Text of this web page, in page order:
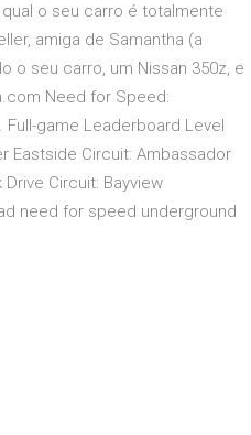
o seu carro é totalmente
amiga de Samantha (a
o seu carro, um Nissan 350z, e
Need for Speed:
Full-game Leaderboard Level
Eastside Circuit: Ambassador
Circuit: Bayview
need for speed underground